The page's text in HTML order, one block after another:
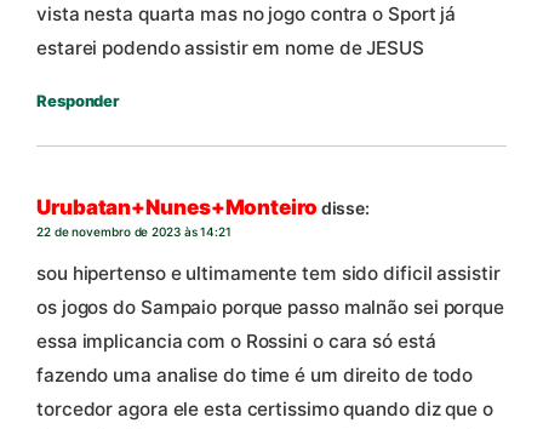
vista nesta quarta mas no jogo contra o Sport já
estarei podendo assistir em nome de JESUS
Responder
Urubatan+Nunes+Monteiro disse:
22 de novembro de 2023 às 14:21
sou hipertenso e ultimamente tem sido dificil assistir
os jogos do Sampaio porque passo malnão sei porque
essa implicancia com o Rossini o cara só está
fazendo uma analise do time é um direito de todo
torcedor agora ele esta certissimo quando diz que o